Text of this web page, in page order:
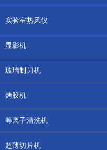
实验室热风仪
显影机
玻璃制刀机
烤胶机
等离子清洗机
超薄切片机